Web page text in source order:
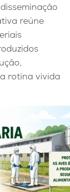
reúne
rotina vivida